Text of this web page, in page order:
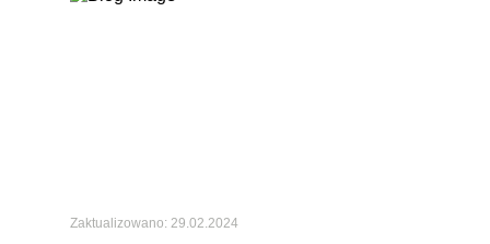
Zaktualizowano: 29.02.2024